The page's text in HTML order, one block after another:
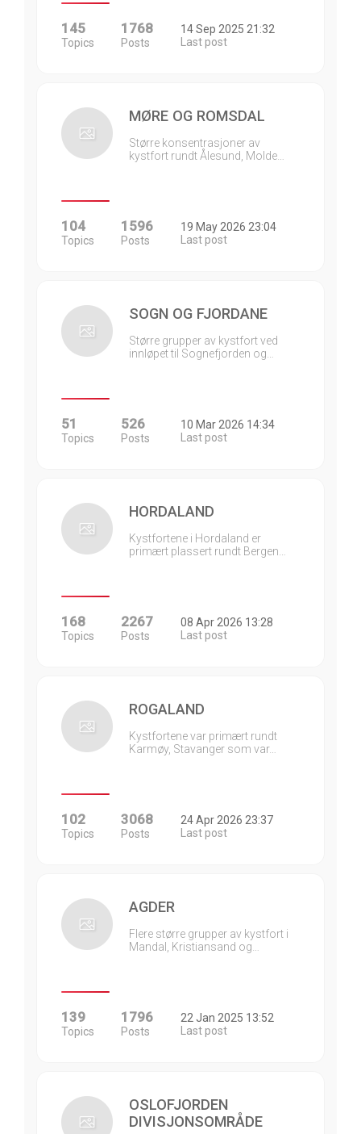
145
Topics
1768
Posts
14 Sep 2025 21:32
Last post
MØRE OG ROMSDAL
Større konsentrasjoner av
kystfort rundt Ålesund, Molde…
104
Topics
1596
Posts
19 May 2026 23:04
Last post
SOGN OG FJORDANE
Større grupper av kystfort ved
innløpet til Sognefjorden og…
51
Topics
526
Posts
10 Mar 2026 14:34
Last post
HORDALAND
Kystfortene i Hordaland er
primært plassert rundt Bergen…
168
Topics
2267
Posts
08 Apr 2026 13:28
Last post
ROGALAND
Kystfortene var primært rundt
Karmøy, Stavanger som var…
102
Topics
3068
Posts
24 Apr 2026 23:37
Last post
AGDER
Flere større grupper av kystfort i
Mandal, Kristiansand og…
139
Topics
1796
Posts
22 Jan 2025 13:52
Last post
OSLOFJORDEN
DIVISJONSOMRÅDE